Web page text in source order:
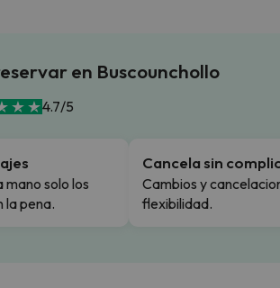
en Buscounchollo
4.7/5
mano solo los
la pena.
Cancela sin
Cambios y
flexibilidad.